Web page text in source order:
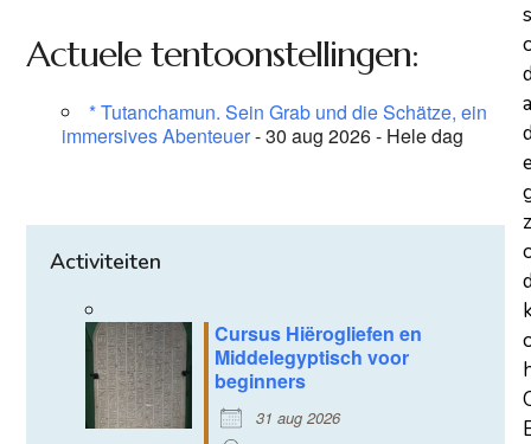
Actuele tentoonstellingen:
* Tutanchamun. Sein Grab und die Schätze, ein
immersives Abenteuer- 30 aug 2026 - Hele dag
Activiteiten
Cursus Hiërogliefen en
Middelegyptisch voor
beginners
31 aug 2026